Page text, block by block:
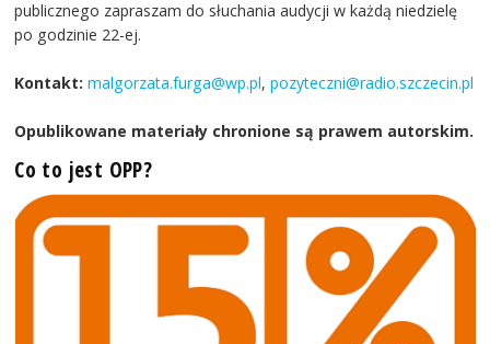
publicznego zapraszam do słuchania audycji w każdą niedzielę
po godzinie 22-ej.
Kontakt: malgorzata.furga@wp.pl,pozyteczni@radio.szczecin.pl
Opublikowane materiały chronione są prawem autorskim.
Co to jest OPP?